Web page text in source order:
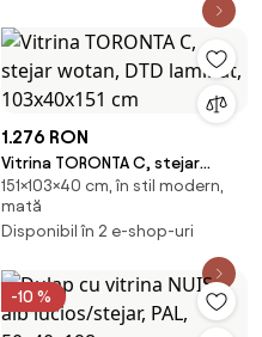
1.276 RON
Vitrina TORONTA C, stejar
wotan, DTD laminat, 103x40x151
cm
151×103×40 cm, în stil modern,
mată
Disponibil în 2 e-shop-uri
-10 %